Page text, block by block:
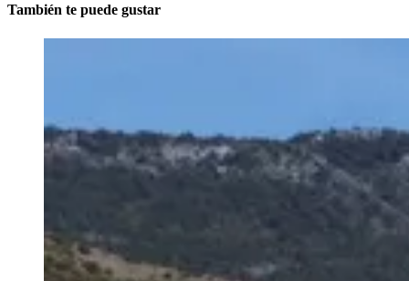
También te puede gustar